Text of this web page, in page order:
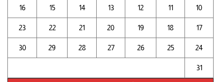
10
11
12
13
14
15
16
17
18
19
20
21
22
23
24
25
26
27
28
29
30
31